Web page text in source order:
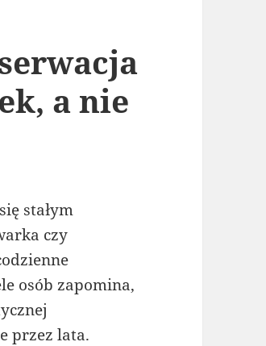
a nie
stałym
czy
osób zapomina,
przez lata.